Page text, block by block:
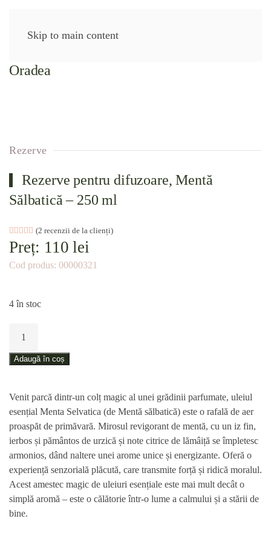
Skip to main content
Rezerve
Rezerve pentru difuzoare, Mentă
Sălbatică – 250 ml
Evaluat la5.00din 5 pe baza a
2(2 recenzii de la clienți)
Preț: 110lei
Cod produs: 00000321
4 în stoc
pentru
Sălbatică
–
250
ml
Adaugă în coș
Venit parcă dintr-un colț magic al unei grădinii parfumate, uleiul
esențial Menta Selvatica (de Mentă sălbatică) este o rafală de aer
proaspăt de primăvară. Mirosul revigorant de mentă, cu un iz fin,
ierbos și pământos de urzică și note citrice de lămâiță se împletesc
armonios, dând naltere unei arome unice și energizante. Oferă o
experiență senzorială plăcută, care transmite forță și ridică moralul.
Acest amestec magic de uleiuri esențiale este mai mult decât o
simplă aromă – este o călătorie într-o lume a calmului și a stării de
bine.